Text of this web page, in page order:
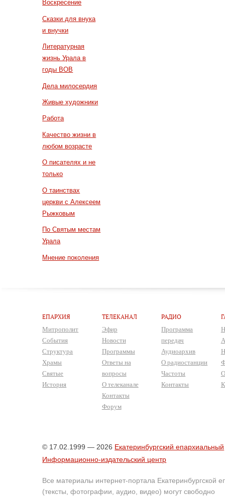
Воскресение
Сказки для внука
и внучки
Литературная
жизнь Урала в
годы ВОВ
Дела милосердия
Живые художники
Работа
Качество жизни в
любом возрасте
О писателях и не
только
О таинствах
церкви с Алексеем
Рыжковым
По Святым местам
Урала
Мнение поколения
ЕПАРХИЯ
Митрополит
События
Структура
Храмы
Святые
История
ТЕЛЕКАНАЛ
Эфир
Новости
Программы
Ответы на
вопросы
О телеканале
Контакты
Форум
РАДИО
Программа
передач
Аудиоархив
О радиостанции
Частоты
Контакты
© 17.02.1999 — 2026 Екатеринбургский епархиальный
Информационно-издательский центр
Все материалы интернет-портала Екатеринбургской
(тексты, фотографии, аудио, видео) могут свободно